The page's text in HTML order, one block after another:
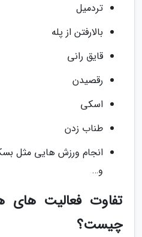
تردمیل
بالارفتن از پله
قایق رانی
رقصیدن
اسکی
طناب زدن
انجام ورزش هایی مثل
و…
تفاوت فعالیت های
چیست؟